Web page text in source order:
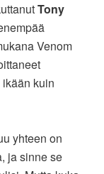
Tony
Venom
kuin
yhteen on
ja sinne se